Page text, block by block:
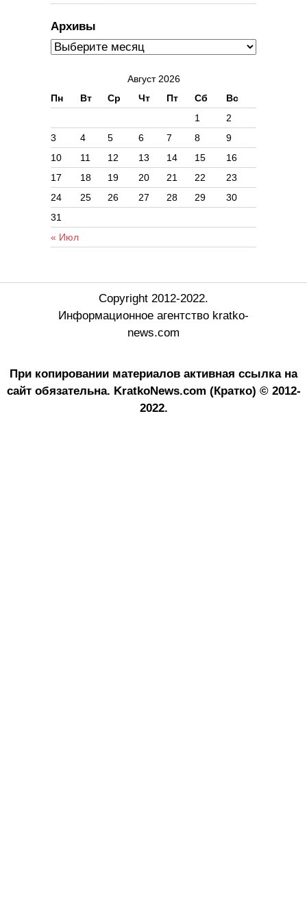
Архивы
Август 2026
Пн
Вт Ср Чт Пт Сб Вс
« Июл
1
2
3
4 5 6 7 8
9
10
11 12 13 14 15
16
17
18 19 20 21 22
23
24
25 26 27 28 29
30
31
Copyright 2012-2022.
Информационное агентство kratko-
news.com
При копировании материалов активная ссылка на
сайт обязательна. KratkoNews.com (Кратко) © 2012-
2022.